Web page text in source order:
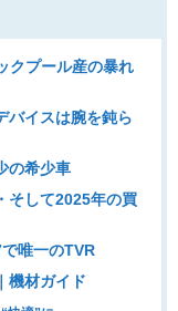
クプール産の暴れ
バイスは腕を鈍ら
の希少車
そして2025年の買
唯一のTVR
機材ガイド